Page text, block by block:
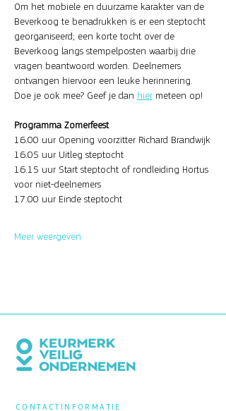
Om het mobiele en duurzame karakter van de
Beverkoog te benadrukken is er een steptocht
georganiseerd; een korte tocht over de
Beverkoog langs stempelposten waarbij drie
vragen beantwoord worden. Deelnemers
ontvangen hiervoor een leuke herinnering.
Doe je ook mee? Geef je dan hier meteen op!
Programma Zomerfeest
16.00 uur Opening voorzitter Richard Brandwijk
16.05 uur Uitleg steptocht
16.15 uur Start steptocht of rondleiding Hortus
voor niet-deelnemers
17.00 uur Einde steptocht
Meer weergeven
CONTACTINFORMATIE